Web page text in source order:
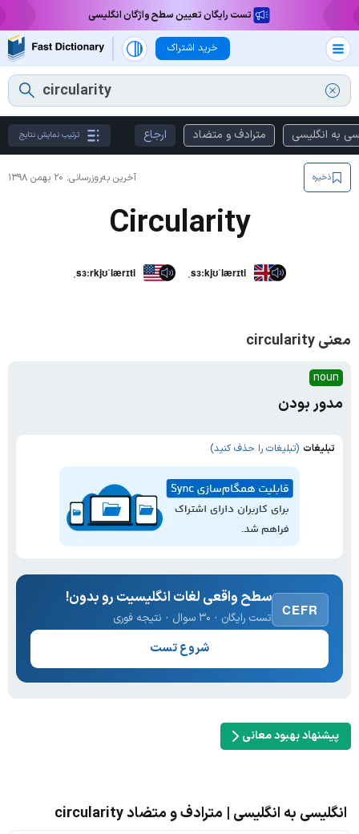
تست رایگان تعیین سطح واژگان انگلیسی
خرید اشتراک
به انگلیسی مترادف و متضاد ارجاع ترتیب نمایش نتایج
آخرین به‌روزرسانی: ۲۰ بهمن ۱۳۹۸ ذخیره
Circularity
ˌsɜːrkjʊˈlærɪti ˌsɜːkjʊˈlærɪti
معنی circularity
noun
مدور بودن
تبلیغات (تبلیغات را حذف کنید)
CEFR
سطح واقعی لغات انگلیسیت رو بدون!
تست رایگان · ۳۰ سوال · نتیجه فوری
شروع تست
پیشنهاد بهبود معانی
انگلیسی به انگلیسی | مترادف و متضاد circularity